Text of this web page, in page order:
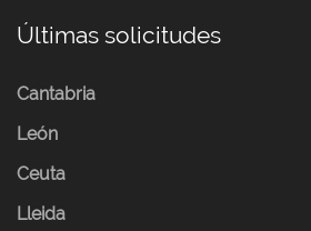
Últimas solicitudes
Cantabria
León
Ceuta
Lleida